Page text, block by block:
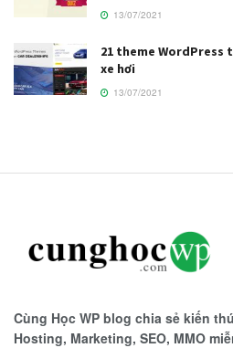
13/07/2021
21 theme WordPress
xe hơi
13/07/2021
Cùng Học WP blog chia sẻ kiến
Hosting, Marketing, SEO, MMO